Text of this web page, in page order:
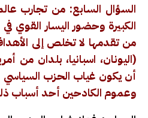
السؤال السابع: من تجارب
الكبيرة وحضور اليسار القوي
من تقدمها لا تخلص إلى
(اليونان، اسبانيا، بلدان من
أن يكون غياب الحزب السياسي
وعموم الكادحين أحد أسباب